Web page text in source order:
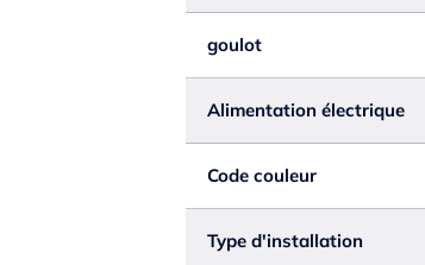
goulot
Alimentation électrique
Code couleur
Type d'installation